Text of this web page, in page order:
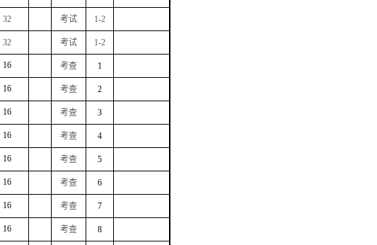
32 考试 1-2
32 考试 1-2
16 考查 1
16 考查 2
16 考查 3
16 考查 4
16 考查 5
16 考查 6
16 考查 7
16 考查 8